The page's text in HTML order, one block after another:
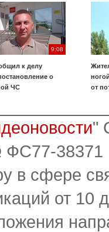
9:08
к делу
о
ЧС
от
"
38371
в сфере
от 10